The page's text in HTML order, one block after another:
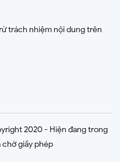
trách nhiệm nội dung trên
2020 - Hiện đang trong
giấy phép